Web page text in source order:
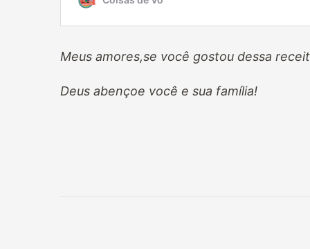
Meus amores,se você gostou dessa
Deus abençoe você e sua família!